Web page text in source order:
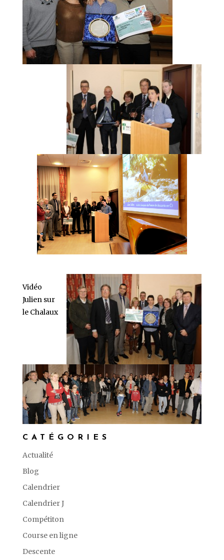
Vidéo
Julien sur
le Chalaux
CATÉGORIES
Actualité
Blog
Calendrier
Calendrier J
Compétiton
Course en ligne
Descente